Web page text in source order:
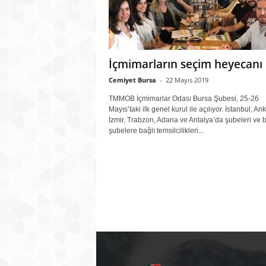
İçmimarların seçim heyecanı
Cemiyet Bursa - 22 Mayıs 2019
TMMOB İçmimarlar Odası Bursa Şubesi, 25-26
Mayıs’taki ilk genel kurul ile açılıyor. İstanbul,
İzmir, Trabzon, Adana ve Antalya’da şubeleri ve
şubelere bağlı temsilcilikleri...